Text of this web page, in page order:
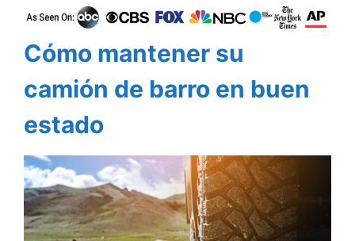
Cómo mantener su
camión de barro en buen
estado